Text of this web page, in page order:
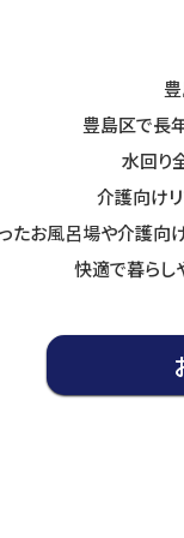
豊島区で長
水回り
介護向けリ
たお風呂場や介護向
快適で暮らし